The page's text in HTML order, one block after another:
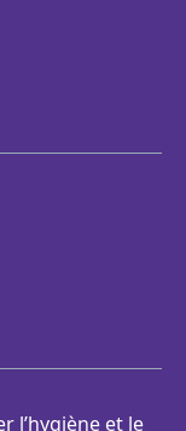
l’hygiène et le